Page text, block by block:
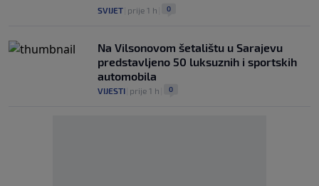
SVIJET prije 1 h 0
Na Vilsonovom šetalištu u Sarajevu
predstavljeno 50 luksuznih i sportskih
automobila
VIJESTI prije 1 h 0